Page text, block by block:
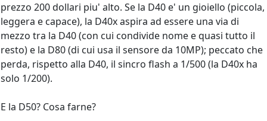
prezzo 200 dollari piu' alto. Se la D40 e' un gioiello (piccola,
leggera e capace), la D40x aspira ad essere una via di
mezzo tra la D40 (con cui condivide nome e quasi tutto il
resto) e la D80 (di cui usa il sensore da 10MP); peccato che
perda, rispetto alla D40, il sincro flash a 1/500 (la D40x ha
solo 1/200).
E la D50? Cosa farne?